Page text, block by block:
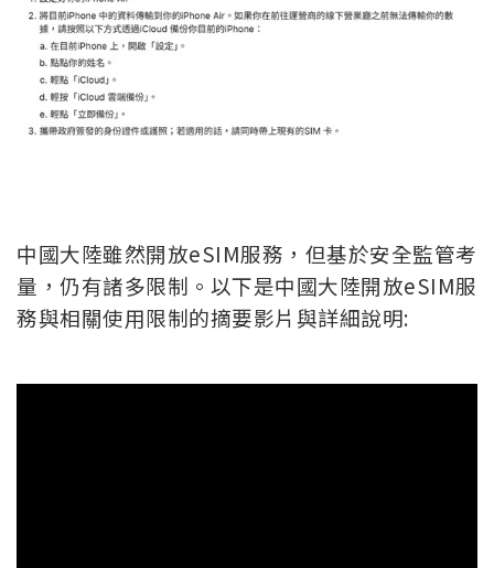
中國大陸雖然開放eSIM服務，但基於安全監管考
量，仍有諸多限制。以下是中國大陸開放eSIM服
務與相關使用限制的摘要影片與詳細說明: